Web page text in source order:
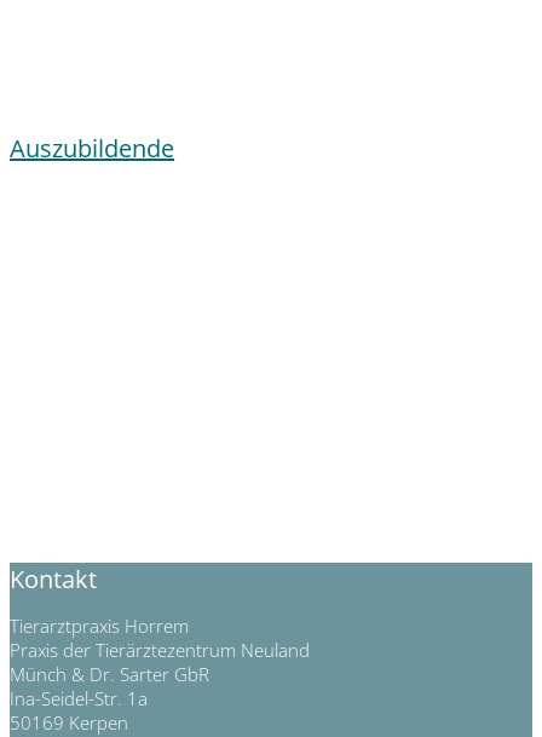
Auszubildende
Kontakt
Tierarztpraxis Horrem
Praxis der Tierärztezentrum Neuland
Münch & Dr. Sarter GbR
Ina-Seidel-Str. 1a
50169 Kerpen